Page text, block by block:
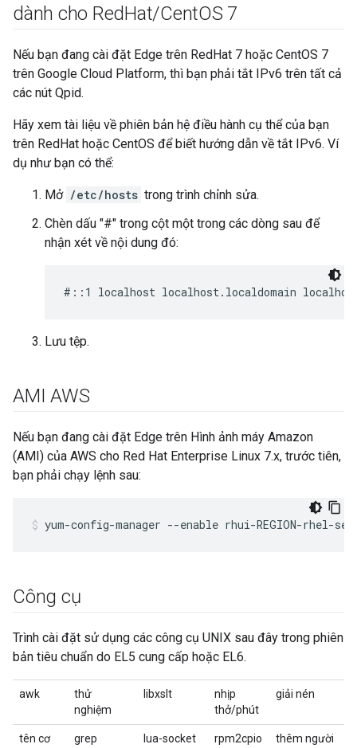
dành cho RedHat/CentOS 7
Nếu bạn đang cài đặt Edge trên RedHat 7 hoặc CentOS 7
trên Google Cloud Platform, thì bạn phải tắt IPv6 trên tất cả
các nút Qpid.
Hãy xem tài liệu về phiên bản hệ điều hành cụ thể của bạn
trên RedHat hoặc CentOS để biết hướng dẫn về tắt IPv6. Ví
dụ như bạn có thể:
Mở /etc/hosts trong trình chỉnh sửa.
Chèn dấu "#" trong cột một trong các dòng sau để
nhận xét về nội dung đó:
#::1 localhost localhost.localdomain
Lưu tệp.
AMI AWS
Nếu bạn đang cài đặt Edge trên Hình ảnh máy Amazon
(AMI) của AWS cho Red Hat Enterprise Linux 7.x, trước tiên,
bạn phải chạy lệnh sau:
yum-config-manager --enable rhui-REGION-rhel-
Công cụ
Trình cài đặt sử dụng các công cụ UNIX sau đây trong phiên
bản tiêu chuẩn do EL5 cung cấp hoặc EL6.
awk
thử
nghiệm
libxslt
nhịp
thở/phút
giải nén
tên cơ
grep lua-socket rpm2cpio
thêm người